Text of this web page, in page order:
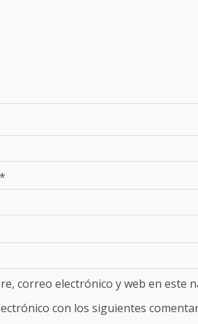
*
correo electrónico y web en este
con los siguientes